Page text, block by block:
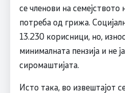
се членови на
потреба од грижа.
13.230 корисници, но,
минималната пензија и не
сиромаштијата.
Исто така, во извештајот